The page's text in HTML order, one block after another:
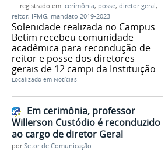
— registrado em: cerimônia, posse, diretor geral,
reitor, IFMG, mandato 2019-2023
Solenidade realizada no Campus
Betim recebeu comunidade
acadêmica para recondução de
reitor e posse dos diretores-
gerais de 12 campi da Instituição
Localizado em Notícias
Em cerimônia, professor
Willerson Custódio é reconduzido
ao cargo de diretor Geral
porSetor de Comunicação